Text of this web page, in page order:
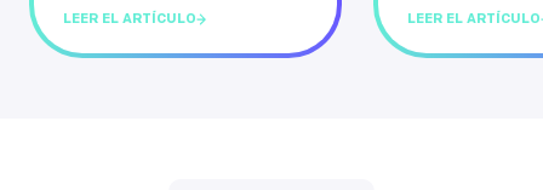
LEER EL ARTÍCULO LEER EL ARTÍCULO